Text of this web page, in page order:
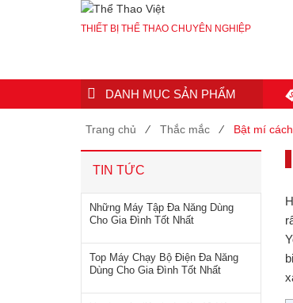
THIẾT BỊ THỂ THAO CHUYÊN NGHIỆP
DANH MỤC SẢN PHẨM
Trang chủ ⁄ Thắc mắc ⁄ Bật mí
TIN TỨC
Những Máy Tập Đa Năng Dùng
Cho Gia Đình Tốt Nhất
Top Máy Chạy Bộ Điện Đa Năng
Dùng Cho Gia Đình Tốt Nhất